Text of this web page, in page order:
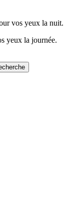
vos yeux la nuit.
yeux la journée.